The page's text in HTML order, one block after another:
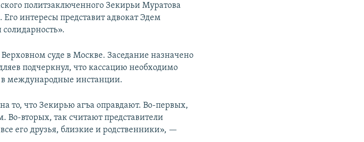
политзаключенного Зекирьи Муратова
Его интересы представит адвокат Эдем
суде в Москве. Заседание назначено
подчеркнул, что кассацию необходимо
в международные инстанции.
то, что Зекирью агъа оправдают. Во-первых,
Во-вторых, так считают представители
его друзья, близкие и родственники», —